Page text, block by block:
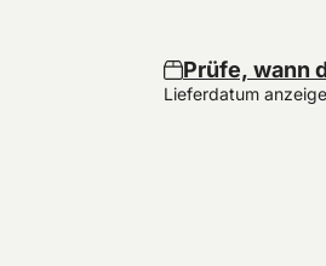
Prüfe, wann
Lieferdatum